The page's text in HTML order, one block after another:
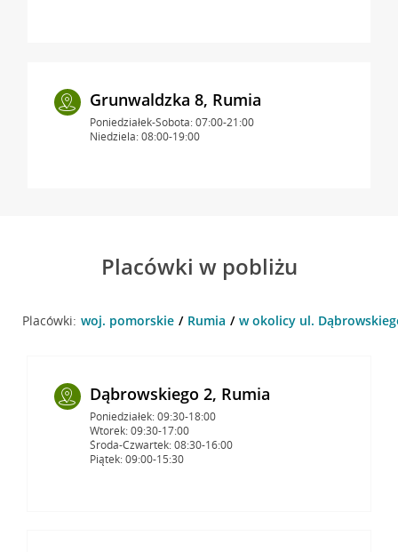
Grunwaldzka 8, Rumia
Poniedziałek-Sobota: 07:00-21:00
Niedziela: 08:00-19:00
Placówki w pobliżu
Placówki: woj. pomorskie Rumia w okolicy ul.
Dąbrowskiego 2, Rumia
Poniedziałek: 09:30-18:00
Wtorek: 09:30-17:00
Środa-Czwartek: 08:30-16:00
Piątek: 09:00-15:30